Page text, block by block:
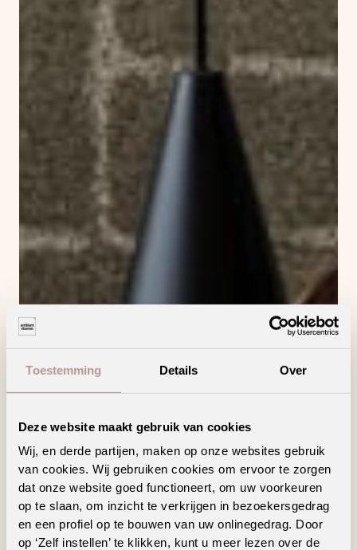
Toestemming Details Over
Deze website maakt gebruik van cookies
Wij, en derde partijen, maken op onze websites gebruik
van cookies. Wij gebruiken cookies om ervoor te zorgen
dat onze website goed functioneert, om uw voorkeuren
op te slaan, om inzicht te verkrijgen in bezoekersgedrag
en een profiel op te bouwen van uw onlinegedrag. Door
op ‘Zelf instellen’ te klikken, kunt u meer lezen over de